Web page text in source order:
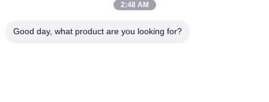
2:48 AM
Good day, what product are you looking for?